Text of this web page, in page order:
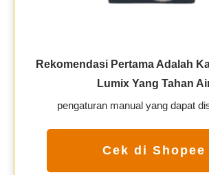
Rekomendasi Pertama Adalah
Lumix Yang Tahan
pengaturan manual yang dapat
Cek di Shopee